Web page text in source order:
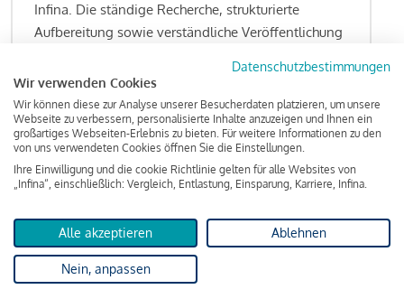
Infina. Die ständige Recherche, strukturierte
Aufbereitung sowie verständliche Veröffentlichung
Kreditgeschäft gehören zu den wesentlichen
Schwerpunktsetzungen meiner Funktion.
Lesen Sie meine Finanzierungs-Tipps
KreditindexDas Wohnkredit Barometer
Datenschutzbestimmungen
Wir verwenden Cookies
Wir können diese zur Analyse unserer Besucherdaten platzieren, um unsere
Webseite zu verbessern, personalisierte Inhalte anzuzeigen und Ihnen ein
großartiges Webseiten-Erlebnis zu bieten. Für weitere Informationen zu den
von uns verwendeten Cookies öffnen Sie die Einstellungen.
Ihre Einwilligung und die cookie Richtlinie gelten für alle Websites von
„Infina“, einschließlich: Vergleich, Entlastung, Einsparung, Karriere, Infina.
Alle akzeptieren Ablehnen
Nein, anpassen